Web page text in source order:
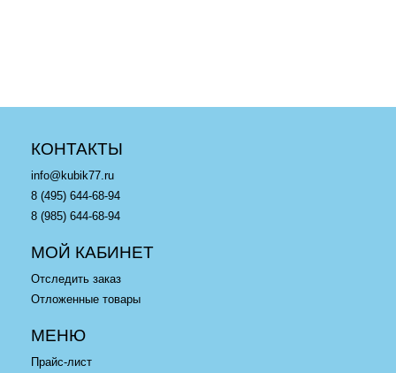
КОНТАКТЫ
info@kubik77.ru
8 (495) 644-68-94
8 (985) 644-68-94
МОЙ КАБИНЕТ
Отследить заказ
Отложенные товары
МЕНЮ
Прайс-лист